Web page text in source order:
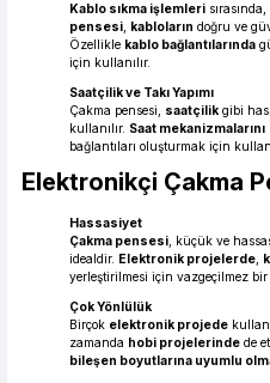
Kablo sıkma işlemleri sırasında,
pensesi kabloların doğru ve
Özellikle kablo bağlantılarında
için kullanılır.
Saatçilik ve Takı Yapımı
Çakma pensesi, saatçilik gibi
kullanılır. Saat mekanizmalarını
bağlantıları oluşturmak için
Elektronikçi Çakma
Hassasiyet
Çakma pensesi , küçük ve
idealdir. Elektronik projelerde
yerleştirilmesi için vazgeçilmez bir
Çok Yönlülük
Birçok elektronik projede
zamanda hobi projelerinde de
bileşen boyutlarına uyumlu